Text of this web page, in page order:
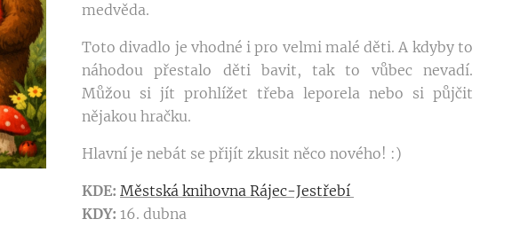
medvěda.
Toto divadlo je vhodné i pro velmi malé děti. A kdyby to
náhodou přestalo děti bavit, tak to vůbec nevadí.
Můžou si jít prohlížet třeba leporela nebo si půjčit
nějakou hračku.
Hlavní je nebát se přijít zkusit něco nového! :)
KDE: Městská knihovna Rájec-Jestřebí
KDY: 16. dubna